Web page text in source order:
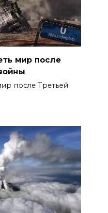
мир после
после Третьей